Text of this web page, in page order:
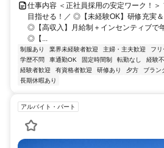
仕事内容 ＜正社員採用の安定ワーク！＞
目指せる！／ ◎【未経験OK】研修充実
◎【高収入】月給制＋インセンティブで
◎【...
制服あり 業界未経験者歓迎 主婦・主夫歓迎 フ
学歴不問
車通勤OK 固定時間制 転勤なし 経験
経験者歓迎
有資格者歓迎 研修あり 夕方 ブラン
長期休暇あり
アルバイト・パート